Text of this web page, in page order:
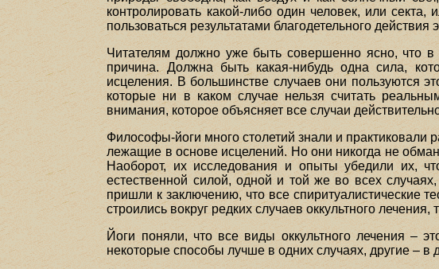
контролировать какой-либо один человек, или
пользоваться результатами благодетельного действия
Читателям должно уже быть совершенно ясно, что в
причина. Должна быть какая-нибудь одна сила,
исцеления. В большинстве случаев они пользуются
которые ни в каком случае нельзя считать
внимания, которое объясняет все случаи
Философы-йоги много столетий знали и практиковали
лежащие в основе исцелений. Но они никогда не
Наоборот, их исследования и опыты убедили их,
естественной силой, одной и той же во всех
пришли к заключению, что все спиритуалистические
строились вокруг редких случаев оккультного
Йоги поняли, что все виды оккультного лечения –
некоторые способы лучше в одних случаях, другие –